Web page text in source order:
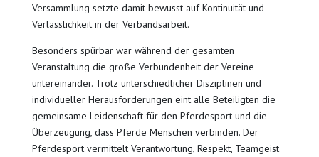
Versammlung setzte damit bewusst auf Kontinuität und
Verlässlichkeit in der Verbandsarbeit.
Besonders spürbar war während der gesamten
Veranstaltung die große Verbundenheit der Vereine
untereinander. Trotz unterschiedlicher Disziplinen und
individueller Herausforderungen eint alle Beteiligten die
gemeinsame Leidenschaft für den Pferdesport und die
Überzeugung, dass Pferde Menschen verbinden. Der
Pferdesport vermittelt Verantwortung, Respekt, Teamgeist